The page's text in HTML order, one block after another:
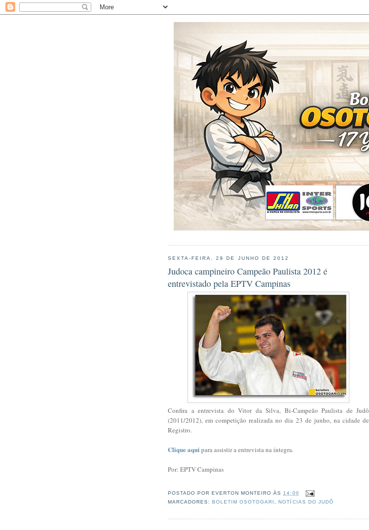
SEXTA-FEIRA, 29 DE JUNHO DE 2012
Judoca campineiro Campeão Paulista 2012 é
entrevistado pela EPTV Campinas
Confira a entrevista do Vitor da Silva, Bi-Campeão Paulista de Judô
(2011/2012), em competição realizada no dia 23 de junho, na cidade de
Registro.
Clique aqui para assistir a entrevista na íntegra.
Por: EPTV Campinas
POSTADO POR EVERTON MONTEIRO ÀS14:00
MARCADORES:BOLETIM OSOTOGARI ,NOTÍCIAS DO JUDÔ